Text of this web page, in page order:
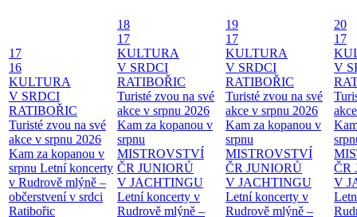
17
16
KULTURA
V SRDCI
RATIBOŘIC
Turisté zvou na své
akce v srpnu 2026
Kam za kopanou v
srpnu Letní koncerty
v Rudrově mlýně –
občerstvení v srdci
Ratibořic
18
17
KULTURA
V SRDCI
RATIBOŘIC
Turisté zvou na své
akce v srpnu 2026
Kam za kopanou v
srpnu
MISTROVSTVÍ
ČR JUNIORŮ
V JACHTINGU
Letní koncerty v
Rudrově mlýně –
19
17
KULTURA
V SRDCI
RATIBOŘIC
Turisté zvou na své
akce v srpnu 2026
Kam za kopanou v
srpnu
MISTROVSTVÍ
ČR JUNIORŮ
V JACHTINGU
Letní koncerty v
Rudrově mlýně –
20
17
V
ČR
V